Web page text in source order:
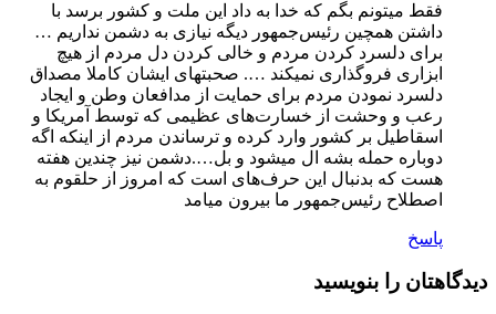
فقط میتونم بگم که خدا به داد این ملت و کشور برسد با
داشتن همچین رئیس‌جمهور دیگه نیازی به دشمن نداریم …
برای دلسرد کردن مردم و خالی کردن دل مردم از هیچ
ابزاری فروگذاری نمیکند …. صحبتهای ایشان کاملا مصداق
دلسرد نمودن مردم برای حمایت از مدافعان وطن و ایجاد
رعب و وحشت از خسارت‌های عظیمی که توسط آمریکا و
اسقاطیل بر کشور وارد کرده و ترساندن مردم از اینکه اگه
دوباره حمله بشه ال میشود و بل….دشمن نیز چندین هفته
هست که بدنبال این حرف‌های است که امروز از حلقوم به
اصطلاح رئیس‌جمهور ما بیرون میامد
پاسخ
دیدگاهتان را بنویسید